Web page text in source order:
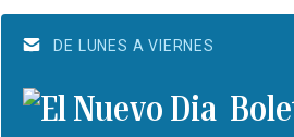
DE LUNES A VIERNES